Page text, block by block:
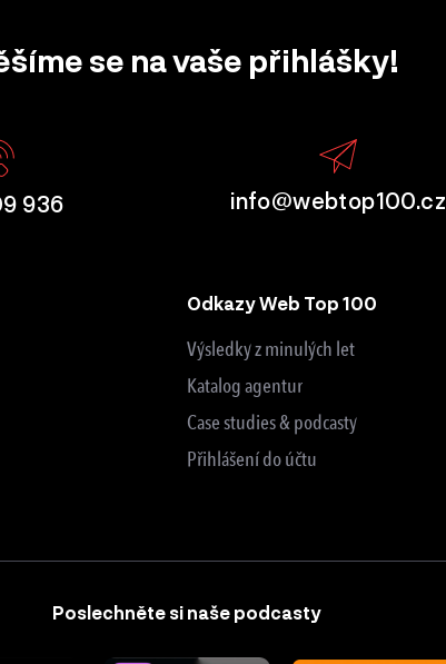
se na vaše přihlášky!
936 info@webtop100.cz
Odkazy Web Top 100
Výsledky z minulých let
Katalog agentur
Case studies & podcasty
Přihlášení do účtu
Poslechněte si naše podcasty